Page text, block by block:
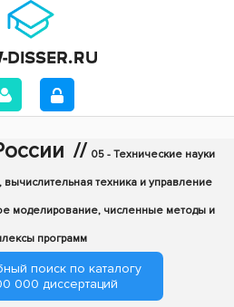
// 05 - Технические науки
техника и управление
моделирование, численные методы и
программ
поиск по каталогу
000 диссертаций